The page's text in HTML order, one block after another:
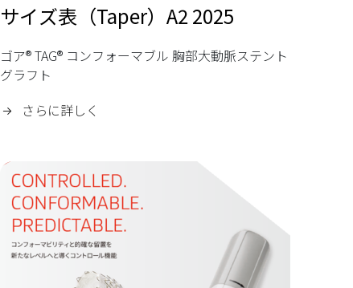
サイズ表（Taper）A2 2025
ゴア® TAG® コンフォーマブル 胸部大動脈ステント
グラフト
さらに詳しく